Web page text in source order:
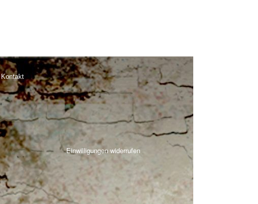
Kontakt
Einwilligungen widerrufen